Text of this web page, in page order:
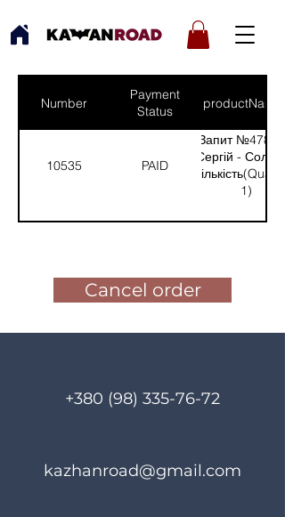
Number
Payment
Status
productNames
10535 PAID
Запит №478 від:
Сергій -
1)
Cancel order
+380 (98) 335-76-72
kazhanroad@gmail.com